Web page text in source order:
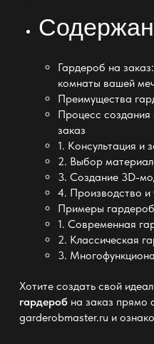
Гардероб на
комнаты вашей
Преимущества
Процесс
заказ
1. Консультация и
2. Выбор
3. Создание 3D-
4. Производство и
Примеры
1. Современная
2. Классическая
3.
Хотите создать свой
гардеробна заказ прямо
garderobmaster.ru и